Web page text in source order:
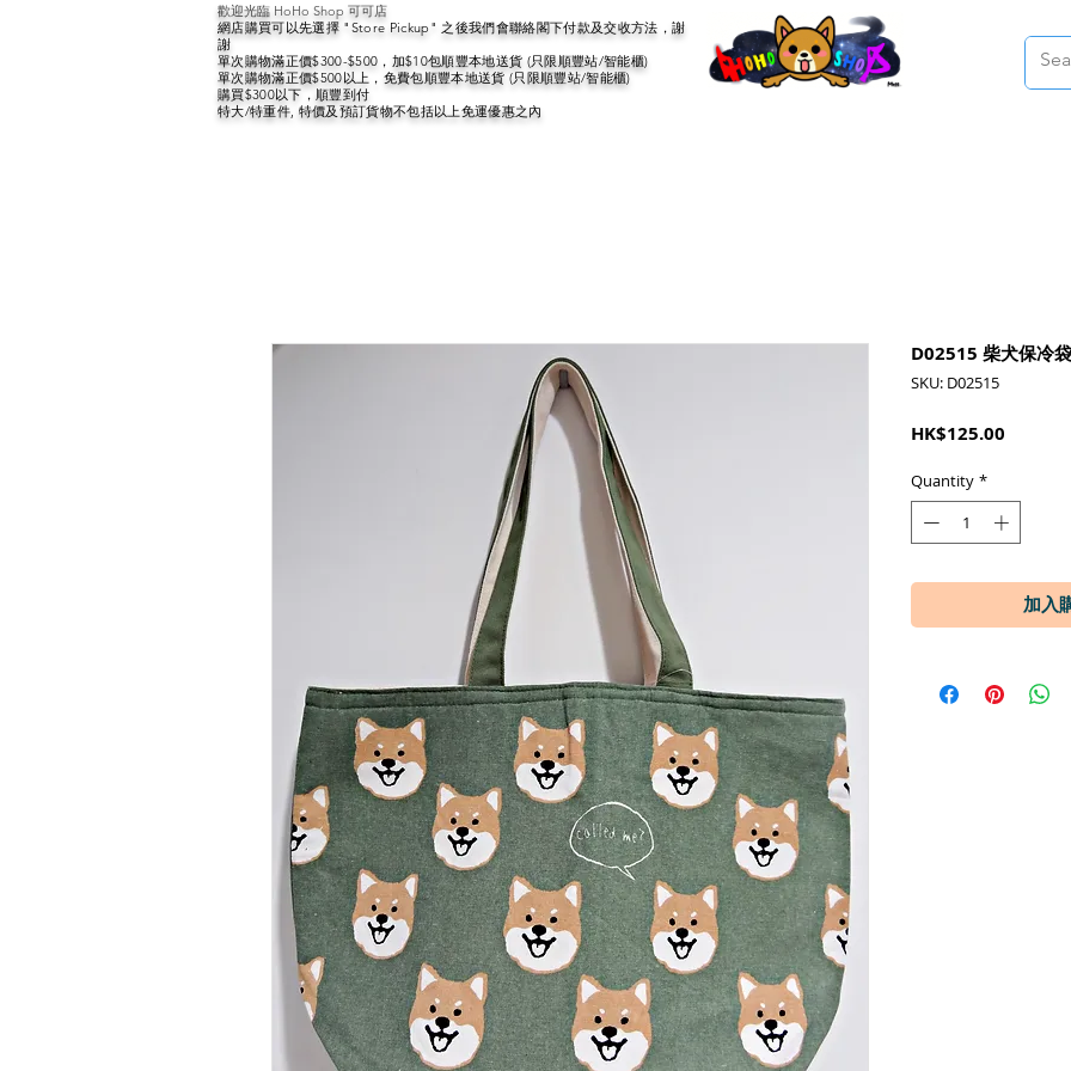
歡迎光臨 HoHo Shop 可可店
網店購買可以先選擇 "Store Pickup" 之後我們會聯絡閣下付款及交收方法，謝
謝
單次購物滿正價$300-$500，加$10包順豐本地送貨 (只限順豐站/智能櫃)
單次購物滿正價$500以上，免費包順豐本地送貨 (只限順豐站/智能櫃)
購買$300以下，順豐到付
特大/特重件, 特價及預訂貨物不包括以上免運優惠之內
D02515 柴犬保冷袋
SKU: D02515
HK$125.00
Quantity *